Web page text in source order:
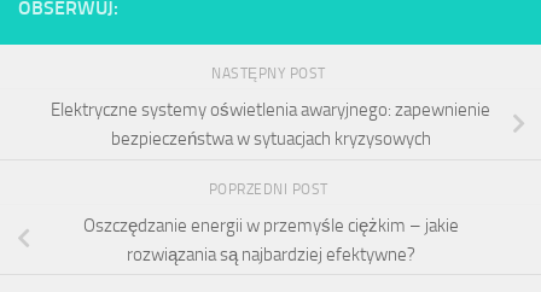
OBSERWUJ:
NASTĘPNY POST
Elektryczne systemy oświetlenia awaryjnego: zapewnienie
bezpieczeństwa w sytuacjach kryzysowych
POPRZEDNI POST
Oszczędzanie energii w przemyśle ciężkim – jakie
rozwiązania są najbardziej efektywne?